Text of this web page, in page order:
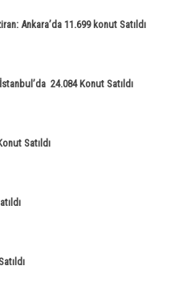
Ankara’da 11.699 konut Satıldı
24.084 Konut Satıldı
Satıldı